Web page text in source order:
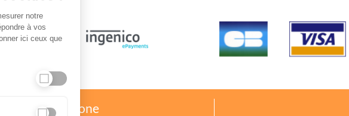
sécurisé
par téléphone
notre
à vos
ici ceux que